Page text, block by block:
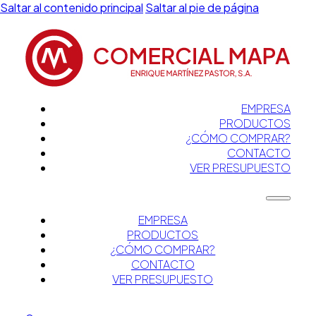
Saltar al contenido principal Saltar al pie de página
EMPRESA
PRODUCTOS
¿CÓMO COMPRAR?
CONTACTO
VER PRESUPUESTO
EMPRESA
PRODUCTOS
¿CÓMO COMPRAR?
CONTACTO
VER PRESUPUESTO